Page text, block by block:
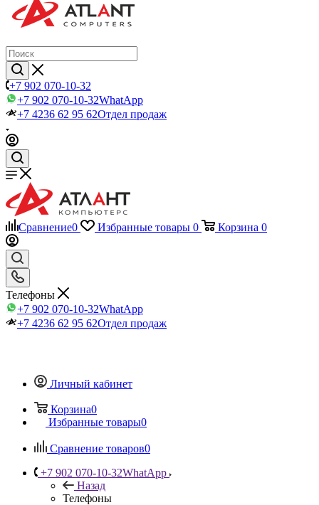
+7 902 070-10-32
+7 902 070-10-32WhatApp
+7 4236 62 95 62Отдел продаж
Сравнение0 Избранные товары 0 Корзина 0
Телефоны
+7 902 070-10-32WhatApp
+7 4236 62 95 62Отдел продаж
Личный кабинет
Корзина0
Избранные товары0
Сравнение товаров0
+7 902 070-10-32WhatApp
Назад
Телефоны